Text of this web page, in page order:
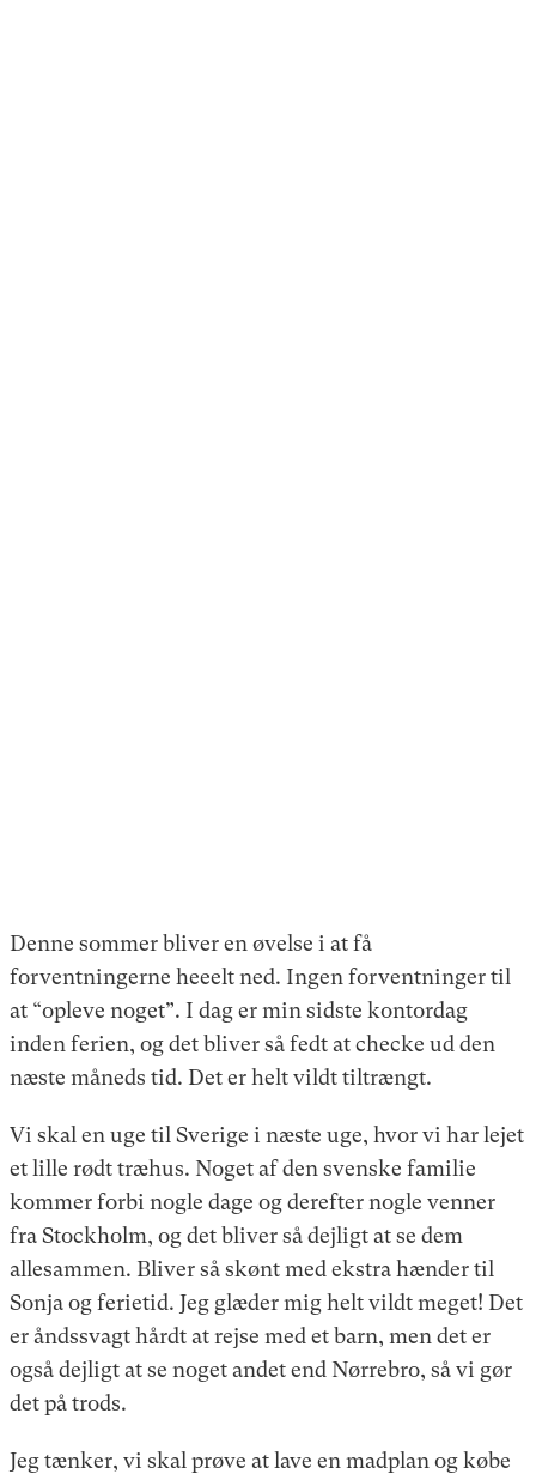
Denne sommer bliver en øvelse i at få
forventningerne heeelt ned. Ingen forventninger til
at “opleve noget”. I dag er min sidste kontordag
inden ferien, og det bliver så fedt at checke ud den
næste måneds tid. Det er helt vildt tiltrængt.
Vi skal en uge til Sverige i næste uge, hvor vi har lejet
et lille rødt træhus. Noget af den svenske familie
kommer forbi nogle dage og derefter nogle venner
fra Stockholm, og det bliver så dejligt at se dem
allesammen. Bliver så skønt med ekstra hænder til
Sonja og ferietid. Jeg glæder mig helt vildt meget! Det
er åndssvagt hårdt at rejse med et barn, men det er
også dejligt at se noget andet end Nørrebro, så vi gør
det på trods.
Jeg tænker, vi skal prøve at lave en madplan og købe